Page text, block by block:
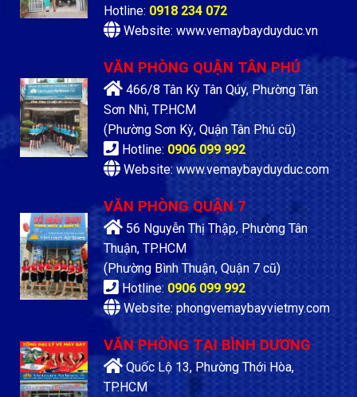
Hotline: 0918 234 072
Website: www.vemaybayduyduc.vn
VĂN PHÒNG QUẬN TÂN PHÚ
466/8 Tân Kỳ Tân Qúy, Phường Tân
Sơn Nhì, TP.HCM
(Phường Sơn Kỳ, Quận Tân Phú cũ)
Hotline: 0906 099 992
Website: www.vemaybayduyduc.com
VĂN PHÒNG QUẬN 7
56 Nguyễn Thị Thập, Phường Tân
Thuận, TP.HCM
(Phường Bình Thuận, Quận 7 cũ)
Hotline: 0906 099 992
Website: phongvemaybayvietmy.com
VĂN PHÒNG TẠI BÌNH DƯƠNG
Quốc Lộ 13, Phường Thới Hòa,
TP.HCM